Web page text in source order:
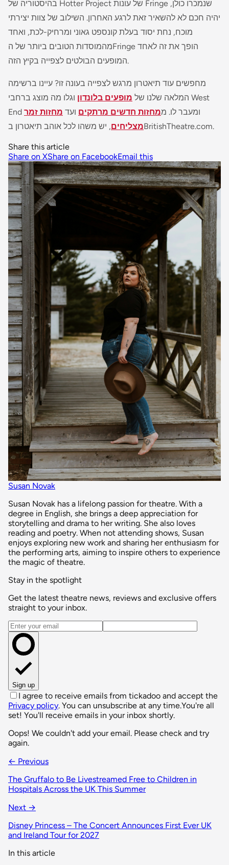
בהיסטוריה של Hotter Project של עונות Fringe שנמכרו כולן,
יהיה חכם לא להשאיר זאת לרגע האחרון. השילוב של צוות יצירתי
מוכח, נחת יסוד בעלת קונספט גאוני ומרחיק-לכת, ואחד
מהמוסדות הטובים ביותר של ה­Fringe הופך את זה לאחד
המופעים הבולטים לצפייה בקיץ הזה.
מחפשים עוד תיאטרון מרגש לצפייה בעונה זו? עיינו ברשימה
המלאה שלנו של מופעים בלונדון וגלו מה מוצג ברחבי West
End ומעבר לו. ממחזות חדשים מרתקים ועד מחזות זמר
מצליחים, יש משהו לכל אוהב תיאטרון ב­BritishTheatre.com.
Share this article
Share on XShare on FacebookEmail this
Susan Novak
Susan Novak has a lifelong passion for theatre. With a
degree in English, she brings a deep appreciation for
storytelling and drama to her writing. She also loves
reading and poetry. When not attending shows, Susan
enjoys exploring new work and sharing her enthusiasm for
the performing arts, aiming to inspire others to experience
the magic of theatre.
Stay in the spotlight
Get the latest theatre news, reviews and exclusive offers
straight to your inbox.
Email address
Sign up
I agree to receive emails from tickadoo and accept the
Privacy policy. You can unsubscribe at any time.You're all
set! You'll receive emails in your inbox shortly.
Oops! We couldn't add your email. Please check and try
again.
← Previous
The Gruffalo to Be Livestreamed Free to Children in
Hospitals Across the UK This Summer
Next →
Disney Princess – The Concert Announces First Ever UK
and Ireland Tour for 2027
In this article